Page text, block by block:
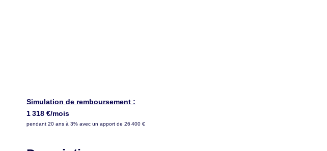
Simulation de remboursement :
1 318 €/mois
pendant 20 ans à 3% avec un apport de 26 400 €